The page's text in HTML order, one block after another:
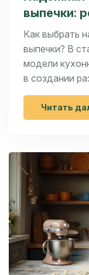
выпечки:
Как выбрать
выпечки? В
модели
в создании
чтобы узнать
нюансах
для выпечки.
Читать